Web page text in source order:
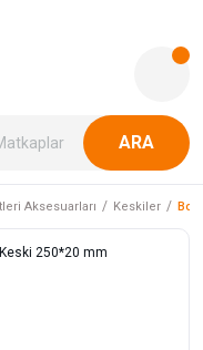
ARA
Aksesuarları Keskiler